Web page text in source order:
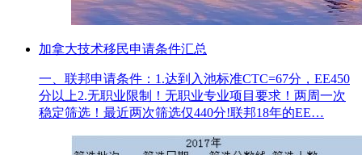
加拿大技术移民申请条件汇总
一、联邦申请条件：1.达到入池标准CTC=67分，EE450
分以上2.无职业限制！无职业专业项目要求！两周一次
稳定筛选！最近两次筛选仅440分!联邦18年的EE…